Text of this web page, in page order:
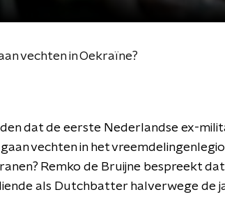
vechten in Oekraïne?
dat de eerste Nederlandse ex-
vechten in het
Remko de Bruijne bespreekt dat
als Dutchbatter halverwege de